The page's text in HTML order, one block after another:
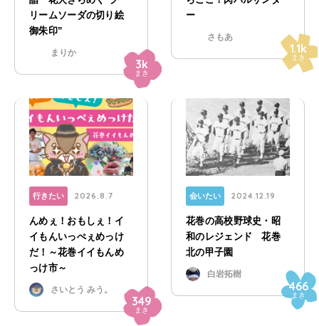
3k
まき
リームソーダの切り絵
御朱印”
まりか 1.1k
まき
ー
さもあ
349
まき
行きたい 2026.8.7
んめぇ！おもしぇ！イ
イもんいっぺぇめっけ
だ！～花巻イイもんめ
っけ市～
さいとう みう。 466
まき
会いたい 2024.12.19
花巻の高校野球史・昭
和のレジェンド 花巻
北の甲子園
白岩拓樹